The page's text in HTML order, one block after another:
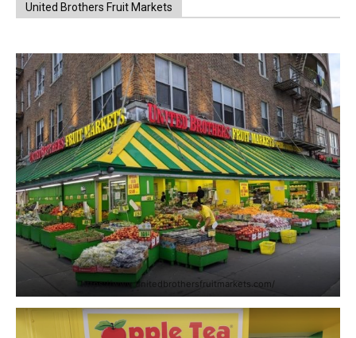
United Brothers Fruit Markets
https://www.unitedbrothersfruitmarkets.com/